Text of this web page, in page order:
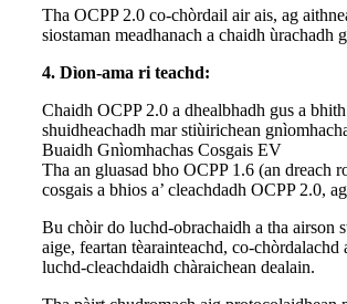
Tha OCPP 2.0 co-chòrdail air ais, ag
siostaman meadhanach a chaidh ùrachadh
4. Dìon-ama ri teachd:
Chaidh OCPP 2.0 a dhealbhadh gus a
shuidheachadh mar stiùirichean
Buaidh Gnìomhachas Cosgais EV
Tha an gluasad bho OCPP 1.6 (an dreach
cosgais a bhios a’ cleachdadh OCPP 2.0,
Bu chòir do luchd-obrachaidh a tha airson
aige, feartan tèarainteachd, co-
luchd-cleachdaidh chàraichean dealain.